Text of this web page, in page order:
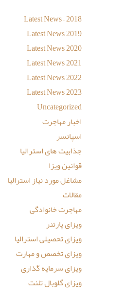
Latest News – 2018
Latest News 2019
Latest News 2020
Latest News 2021
Latest News 2022
Latest News 2023
Uncategorized
اخبار مهاجرت
اسپانسر
جذابیت های استرالیا
قوانین ویزا
مشاغل مورد نیاز استرالیا
مقالات
مهاجرت خانوادگی
ویزای پارتنر
ویزای تحصیلی استرالیا
ویزای تخصص و مهارت
ویزای سرمایه گذاری
ویزای گلوبال تلنت